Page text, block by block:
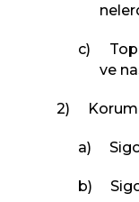
c)
ve
2)
a)
b)